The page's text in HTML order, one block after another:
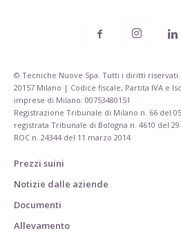
© Tecniche Nuove Spa. Tutti i diritti riservati.
20157 Milano | Codice fiscale, Partita IVA e
imprese di Milano: 00753480151
Registrazione Tribunale di Milano n. 66 del
registrata Tribunale di Bologna n. 4610 del
ROC n. 24344 del 11 marzo 2014
Prezzi suini
Notizie dalle aziende
Documenti
Allevamento